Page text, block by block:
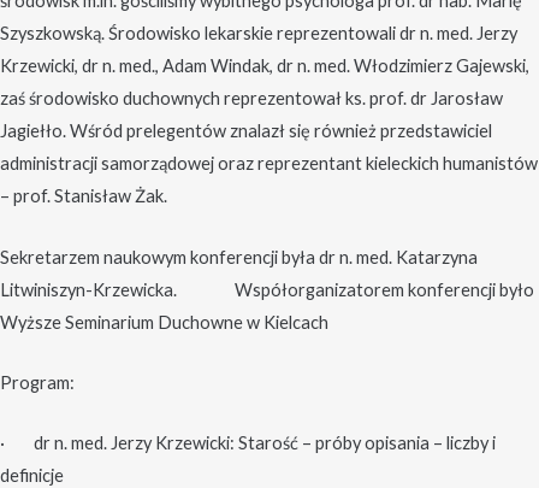
Szyszkowską. Środowisko lekarskie reprezentowali dr n. med. Jerzy
Krzewicki, dr n. med., Adam Windak, dr n. med. Włodzimierz Gajewski,
zaś środowisko duchownych reprezentował ks. prof. dr Jarosław
Jagiełło. Wśród prelegentów znalazł się również przedstawiciel
administracji samorządowej oraz reprezentant kieleckich humanistów
– prof. Stanisław Żak.
Sekretarzem naukowym konferencji była dr n. med. Katarzyna
Litwiniszyn-Krzewicka. Współorganizatorem konferencji było
Wyższe Seminarium Duchowne w Kielcach
Program:
· dr n. med. Jerzy Krzewicki: Starość – próby opisania – liczby i
definicje